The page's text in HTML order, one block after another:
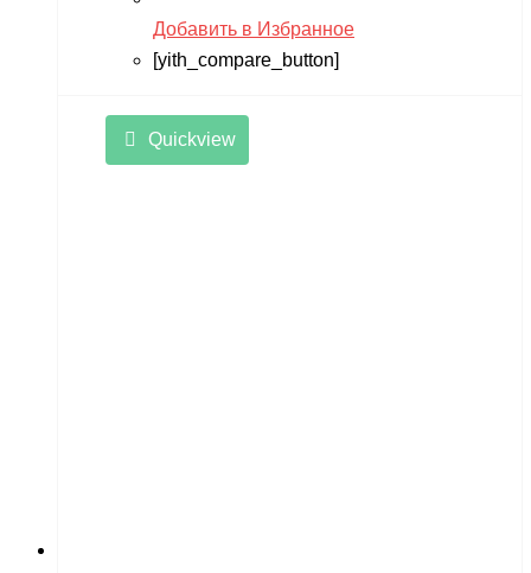
Добавить в Избранное
[yith_compare_button]
Quickview